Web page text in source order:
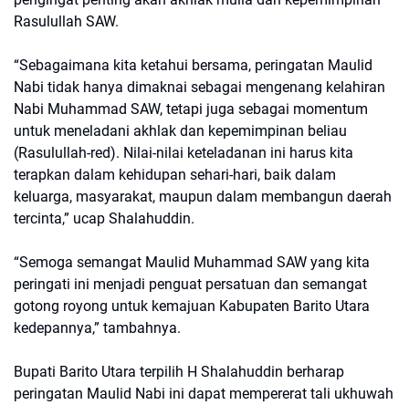
Rasulullah SAW.
“Sebagaimana kita ketahui bersama, peringatan Maulid
Nabi tidak hanya dimaknai sebagai mengenang kelahiran
Nabi Muhammad SAW, tetapi juga sebagai momentum
untuk meneladani akhlak dan kepemimpinan beliau
(Rasulullah-red). Nilai-nilai keteladanan ini harus kita
terapkan dalam kehidupan sehari-hari, baik dalam
keluarga, masyarakat, maupun dalam membangun daerah
tercinta,” ucap Shalahuddin.
“Semoga semangat Maulid Muhammad SAW yang kita
peringati ini menjadi penguat persatuan dan semangat
gotong royong untuk kemajuan Kabupaten Barito Utara
kedepannya,” tambahnya.
Bupati Barito Utara terpilih H Shalahuddin berharap
peringatan Maulid Nabi ini dapat mempererat tali ukhuwah